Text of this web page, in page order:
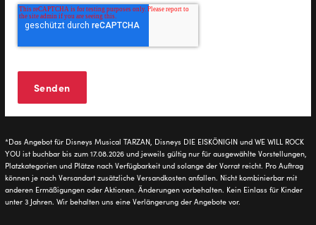
*Das Angebot für Disneys Musical TARZAN, Disneys DIE EISKÖNIGIN und WE WILL ROCK
YOU ist buchbar bis zum 17.08.2026 und jeweils gültig nur für ausgewählte Vorstellungen,
Platzkategorien und Plätze nach Verfügbarkeit und solange der Vorrat reicht. Pro Auftrag
können je nach Versandart zusätzliche Versandkosten anfallen. Nicht kombinierbar mit
anderen Ermäßigungen oder Aktionen. Änderungen vorbehalten. Kein Einlass für Kinder
unter 3 Jahren. Wir behalten uns eine Verlängerung der Angebote vor.